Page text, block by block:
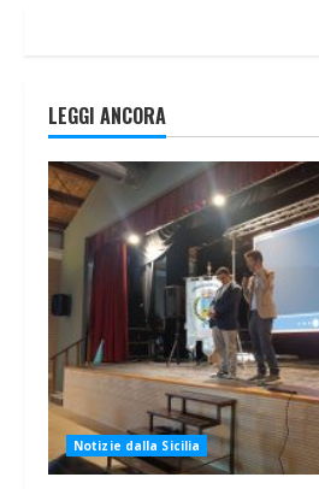
LEGGI ANCORA
Notizie dalla Sicilia